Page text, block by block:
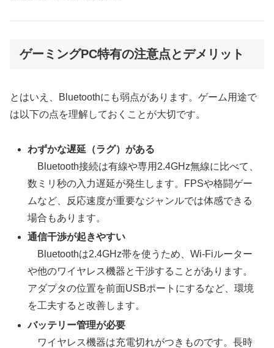
ゲーミングPC特有の注意点とデメリット
とはいえ、Bluetoothにも弱点があります。ゲーム用途で
は以下の点を理解しておくことが大切です。
わずかな遅延（ラグ）がある
Bluetooth接続は有線や専用2.4GHz無線に比べて、
数ミリ秒の入力遅延が発生します。FPSや格闘ゲー
ムなど、反応速度が重要なジャンルでは体感できる
場合もあります。
通信干渉が起きやすい
Bluetoothは2.4GHz帯を使うため、Wi-Fiルーター
や他のワイヤレス機器と干渉することがあります。
アダプタの位置を前面USBポートにするなど、環境
を工夫すると改善します。
バッテリー管理が必要
ワイヤレス機器は充電切れがつきものです。長時